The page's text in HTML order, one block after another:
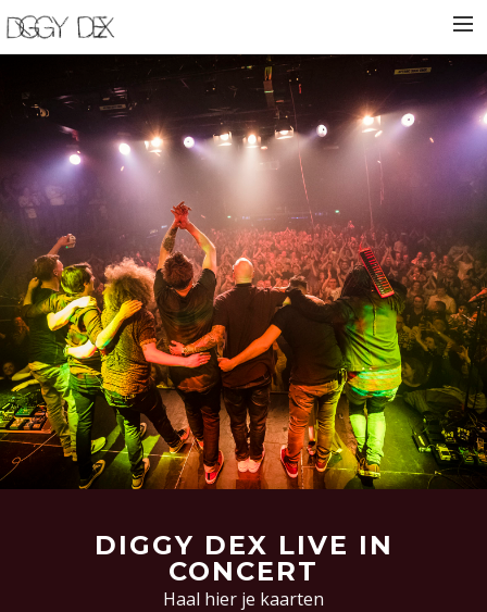
NIEUWS
BIOGRAFIE
VROEGE VOGELS
SHOWS
SHOP
CONTACT
DIGGY DEX LIVE IN
CONCERT
Haal hier je kaarten